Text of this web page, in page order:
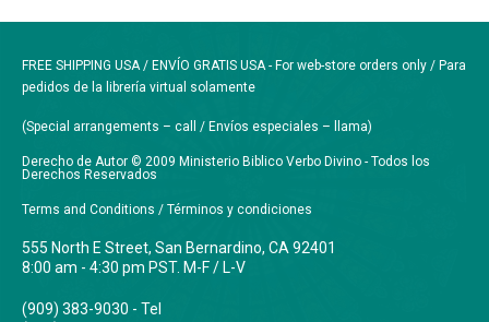
FREE SHIPPING USA / ENVÍO GRATIS USA - For web-store orders only / Para
pedidos de la librería virtual solamente
(Special arrangements – call / Envíos especiales – llama)
Derecho de Autor © 2009 Ministerio Biblico Verbo Divino - Todos los
Derechos Reservados
Terms and Conditions / Términos y condiciones
555 North E Street, San Bernardino, CA 92401
8:00 am - 4:30 pm PST. M-F / L-V
(909) 383-9030 - Tel